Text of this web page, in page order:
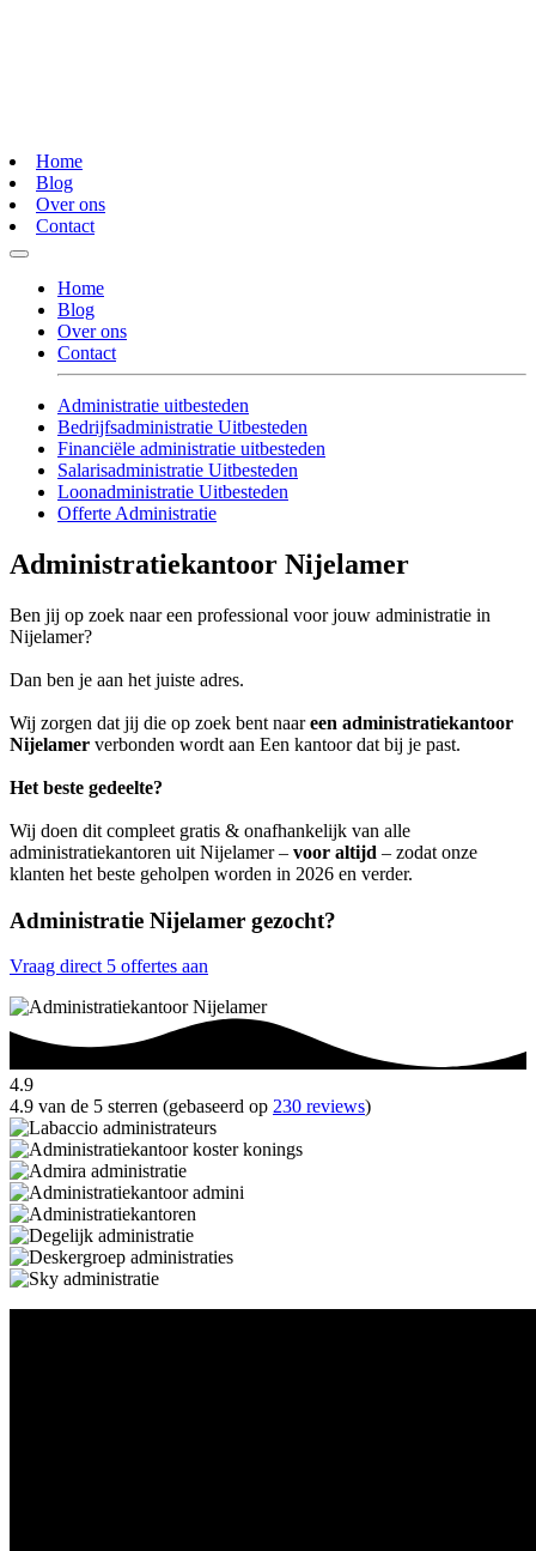
Home
Blog
Over ons
Contact
Home
Blog
Over ons
Contact
Administratie uitbesteden
Bedrijfsadministratie Uitbesteden
Financiële administratie uitbesteden
Salarisadministratie Uitbesteden
Loonadministratie Uitbesteden
Offerte Administratie
Administratiekantoor Nijelamer
Ben jij op zoek naar een professional voor jouw administratie in
Nijelamer?
Dan ben je aan het juiste adres.
Wij zorgen dat jij die op zoek bent naareen administratiekantoor
Nijelamer verbonden wordt aan Een kantoor dat bij je past.
Het beste gedeelte?
Wij doen dit compleet gratis & onafhankelijk van alle
administratiekantoren uit Nijelamer – voor altijd – zodat onze
klanten het beste geholpen worden in 2026 en verder.
Administratie Nijelamer gezocht?
Vraag direct 5 offertes aan
4.9
4.9 van de 5 sterren (gebaseerd op 230 reviews)